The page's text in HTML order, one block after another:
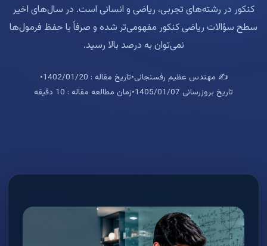
کنکور در رشته‌های تجربی، ریاضی و انسانی است. در سال‌های اخیر
سطح سؤالات ریاضی کنکور مفهومی‌تر شده و صرفاً با حفظ فرمول‌ها
نمی‌توان به درصد بالا رسید.
✍️ مهندس عظیم رفسنجانی•تاریخ مقاله : 1402/01/20
•
تاریخ بروزرسانی 1405/01/07
•زمان مطالعه مقاله : 10 دقیقه